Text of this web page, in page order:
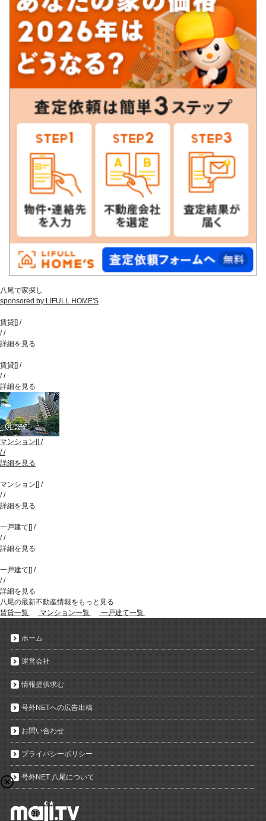
八尾で家探し
sponsored by LIFULL HOME'S
賃貸[] /
//
詳細を見る
賃貸[] /
//
詳細を見る
マンション [] /
//
詳細を見る
マンション [] /
//
詳細を見る
一戸建て [] /
//
詳細を見る
一戸建て [] /
//
詳細を見る
八尾の最新不動産情報をもっと見る
賃貸一覧
マンション一覧 一戸建て一覧
ホーム
運営会社
情報提供求む
号外NETへの広告出稿
お問い合わせ
プライバシーポリシー
号外NET 八尾について